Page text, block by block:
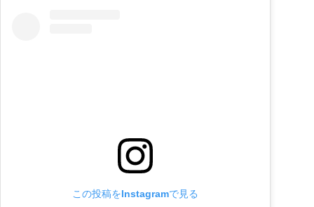
この投稿をInstagramで見る